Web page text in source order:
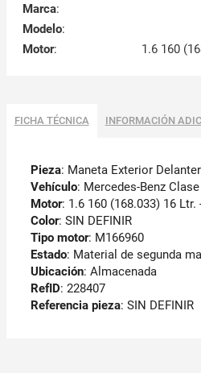
Marca:
Modelo:
Motor: 1.6 160
FICHA TÉCNICA INFORMACIÓN
Pieza: Maneta Exterior
Vehículo: Mercedes-Benz
Motor: 1.6 160 (168.033) 16 Ltr.
Color: SIN DEFINIR
Tipo motor: M166960
Estado: Material de segunda
Ubicación: Almacenada
RefID: 228407
Referencia pieza: SIN DEFINIR